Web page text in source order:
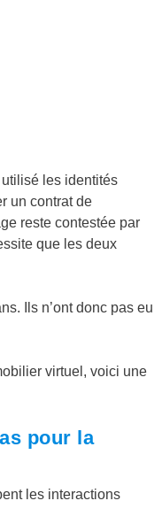
les identités
un contrat de
reste contestée par
que les deux
Ils n’ont donc pas eu
virtuel, voici une
pour la
les interactions